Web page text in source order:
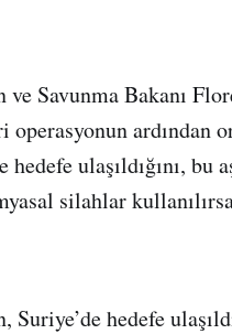
Savunma Bakanı
ardından
ulaşıldığını, bu
silahlar
hedefe